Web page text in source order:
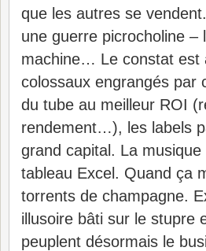
que les autres se
une guerre picrocholine
machine… Le constat est
colossaux engrangés par
du tube au meilleur ROI
rendement…), les labels
grand capital. La musique
tableau Excel. Quand ça
torrents de champagne.
illusoire bâti sur le stupre
peuplent désormais le